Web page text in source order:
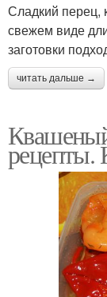
Сладкий перец,
свежем виде
заготовки
читать дальше →
рецепты.